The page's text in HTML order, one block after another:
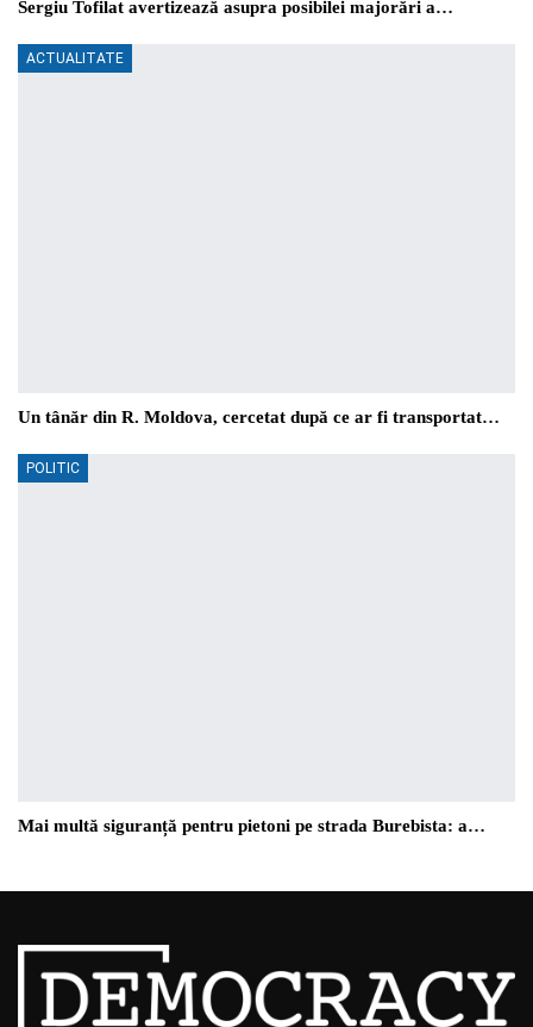
Sergiu Tofilat avertizează asupra posibilei majorări a…
ACTUALITATE
Un tânăr din R. Moldova, cercetat după ce ar fi transportat…
POLITIC
Mai multă siguranță pentru pietoni pe strada Burebista: a…